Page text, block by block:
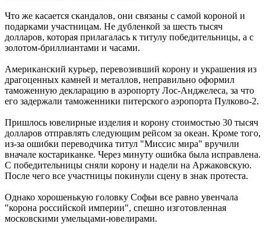
Что же касается скандалов, они связаны с самой короной и
подарками участницам. Не дубленкой за шесть тысяч
долларов, которая прилагалась к титулу победительницы, а с
золотом-бриллиантами и часами.
Американский курьер, перевозивший корону и украшения из
драгоценных камней и металлов, неправильно оформил
таможенную декларацию в аэропорту Лос-Анджелеса, за что
его задержали таможенники питерского аэропорта Пулково-2.
Пришлось ювелирные изделия и корону стоимостью 30 тысяч
долларов отправлять следующим рейсом за океан. Кроме того,
из-за ошибки переводчика титул "Миссис мира" вручили
вначале костариканке. Через минуту ошибка была исправлена.
С победительницы сняли корону и надели на Аржаковскую.
После чего все участницы покинули сцену в знак протеста.
Однако хорошенькую головку Софьи все равно увенчала
"корона российской империи", спешно изготовленная
московскими умельцами-ювелирами.